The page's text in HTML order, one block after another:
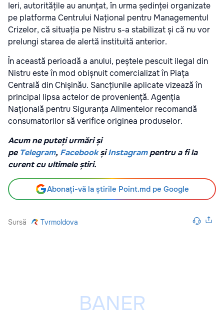
Ieri, autoritățile au anunțat, în urma ședinței organizate
pe platforma Centrului Național pentru Managementul
Crizelor, că situația pe Nistru s-a stabilizat și că nu vor
prelungi starea de alertă instituită anterior.
În această perioadă a anului, peștele pescuit ilegal din
Nistru este în mod obișnuit comercializat în Piața
Centrală din Chișinău. Sancțiunile aplicate vizează în
principal lipsa actelor de proveniență. Agenția
Națională pentru Siguranța Alimentelor recomandă
consumatorilor să verifice originea produselor.
Acum ne puteți urmări și
pe Telegram, Facebook șiInstagrampentru a fi la
curent cu ultimele știri.
Abonați-vă la știrile Point.md pe Google
Sursă Tvrmoldova